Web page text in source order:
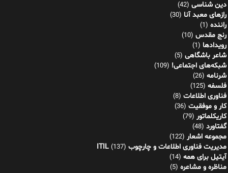
دین شناسی (42)
رازهای معبد آنا (30)
راننده (1)
رنج مقدس (10)
رویدادها (1)
شاعر باشگاهی (5)
شبکه‌های اجتماعی! (109)
شرنامه (26)
فلسفه (125)
فناوری اطلاعات (8)
کار و موفقیت (36)
کاریکلماتور (79)
گفتاورد (48)
مجموعه اشعار (122)
مدیریت فناوری اطلاعات و چارچوب ITIL (137)
آیتیل برای همه (14)
مناظره و مشاعره (5)